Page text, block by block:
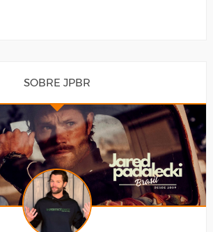
SOBRE JPBR